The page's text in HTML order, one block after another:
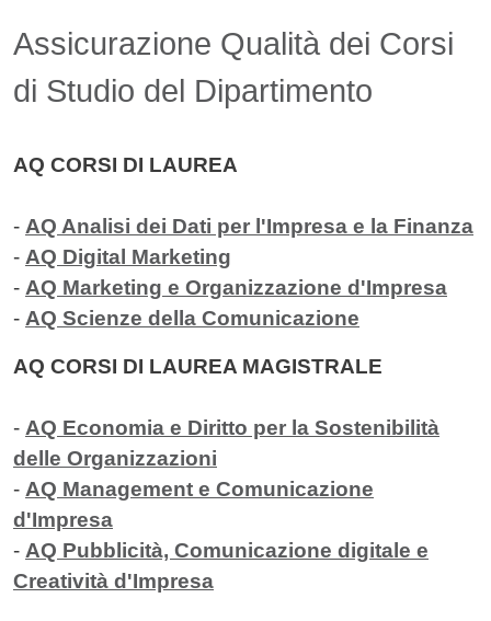
Assicurazione Qualità dei Corsi
di Studio del Dipartimento
AQ CORSI DI LAUREA
- AQ Analisi dei Dati per l'Impresa e la Finanza
- AQ Digital Marketing
- AQ Marketing e Organizzazione d'Impresa
- AQ Scienze della Comunicazione
AQ CORSI DI LAUREA MAGISTRALE
- AQ Economia e Diritto per la Sostenibilità
delle Organizzazioni
- AQ Management e Comunicazione
d'Impresa
- AQ Pubblicità, Comunicazione digitale e
Creatività d'Impresa